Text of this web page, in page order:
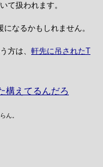
て扱われます。
なるかもしれません。
方は、 軒先に吊されたT
構えてるんだろ
ん。